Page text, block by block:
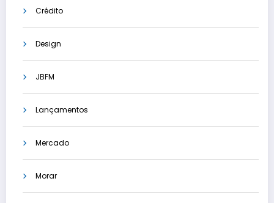
Crédito
Design
JBFM
Lançamentos
Mercado
Morar